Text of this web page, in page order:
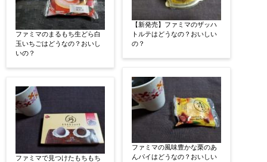
ファミマのまるもち生どら白
玉いちごはどうなの？おいし
いの？
ファミマで見つけたもちもち
【新発売】ファミマのザッハ
トルテはどうなの？おいしい
の？
ファミマの風味豊かな栗のあ
んパイはどうなの？おいしい